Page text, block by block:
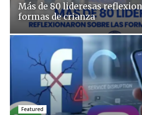
Más de 80 lideresas
formas de crianza
Featured